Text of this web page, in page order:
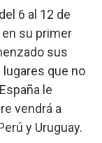
6 al 12 de
en su primer
sus
que no
le
vendrá a
y Uruguay.